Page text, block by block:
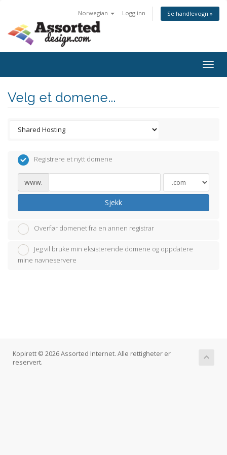
Norwegian Logg inn Se handlevogn »
Velg et domene...
Registrere et nytt domene
www.
Sjekk
Overfør domenet fra en annen registrar
Jeg vil bruke min eksisterende domene og oppdatere
mine navneservere
Kopirett © 2026 Assorted Internet. Alle rettigheter er
reservert.